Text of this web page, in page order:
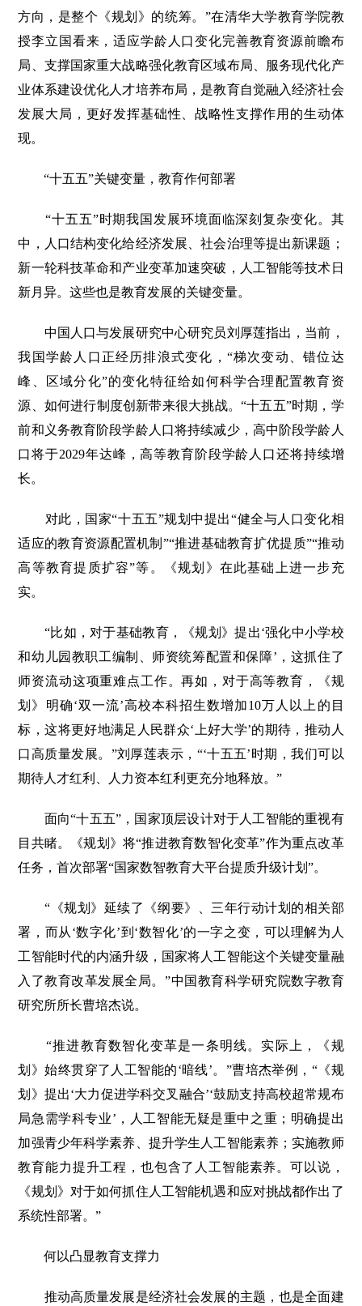
方向，是整个《规划》的统筹。”在清华大学教育学院教
授李立国看来，适应学龄人口变化完善教育资源前瞻布
局、支撑国家重大战略强化教育区域布局、服务现代化产
业体系建设优化人才培养布局，是教育自觉融入经济社会
发展大局，更好发挥基础性、战略性支撑作用的生动体
现。
“十五五”关键变量，教育作何部署
“十五五”时期我国发展环境面临深刻复杂变化。其
中，人口结构变化给经济发展、社会治理等提出新课题；
新一轮科技革命和产业变革加速突破，人工智能等技术日
新月异。这些也是教育发展的关键变量。
中国人口与发展研究中心研究员刘厚莲指出，当前，
我国学龄人口正经历排浪式变化，“梯次变动、错位达
峰、区域分化”的变化特征给如何科学合理配置教育资
源、如何进行制度创新带来很大挑战。“十五五”时期，学
前和义务教育阶段学龄人口将持续减少，高中阶段学龄人
口将于2029年达峰，高等教育阶段学龄人口还将持续增
长。
对此，国家“十五五”规划中提出“健全与人口变化相
适应的教育资源配置机制”“推进基础教育扩优提质”“推动
高等教育提质扩容”等。《规划》在此基础上进一步充
实。
“比如，对于基础教育，《规划》提出‘强化中小学校
和幼儿园教职工编制、师资统筹配置和保障’，这抓住了
师资流动这项重难点工作。再如，对于高等教育，《规
划》明确‘双一流’高校本科招生数增加10万人以上的目
标，这将更好地满足人民群众‘上好大学’的期待，推动人
口高质量发展。”刘厚莲表示，“‘十五五’时期，我们可以
期待人才红利、人力资本红利更充分地释放。”
面向“十五五”，国家顶层设计对于人工智能的重视有
目共睹。《规划》将“推进教育数智化变革”作为重点改革
任务，首次部署“国家数智教育大平台提质升级计划”。
“《规划》延续了《纲要》、三年行动计划的相关部
署，而从‘数字化’到‘数智化’的一字之变，可以理解为人
工智能时代的内涵升级，国家将人工智能这个关键变量融
入了教育改革发展全局。”中国教育科学研究院数字教育
研究所所长曹培杰说。
“推进教育数智化变革是一条明线。实际上，《规
划》始终贯穿了人工智能的‘暗线’。”曹培杰举例，“《规
划》提出‘大力促进学科交叉融合’‘鼓励支持高校超常规布
局急需学科专业’，人工智能无疑是重中之重；明确提出
加强青少年科学素养、提升学生人工智能素养；实施教师
教育能力提升工程，也包含了人工智能素养。可以说，
《规划》对于如何抓住人工智能机遇和应对挑战都作出了
系统性部署。”
何以凸显教育支撑力
推动高质量发展是经济社会发展的主题，也是全面建